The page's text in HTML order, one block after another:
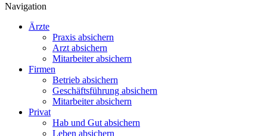
Navigation
Ärzte
Praxis absichern
Arzt absichern
Mitarbeiter absichern
Firmen
Betrieb absichern
Geschäftsführung absichern
Mitarbeiter absichern
Privat
Hab und Gut absichern
Leben absichern